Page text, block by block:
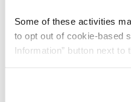
Some of these activities
to opt out of cookie-based
Information” button next to